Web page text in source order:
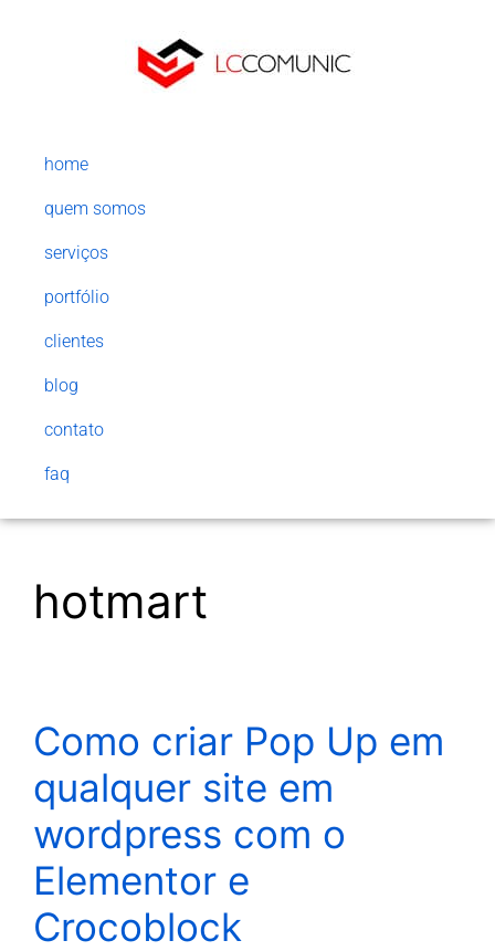
home
quem somos
serviços
portfólio
clientes
blog
contato
faq
hotmart
Como criar Pop Up em
qualquer site em
wordpress com o
Elementor e
Crocoblock